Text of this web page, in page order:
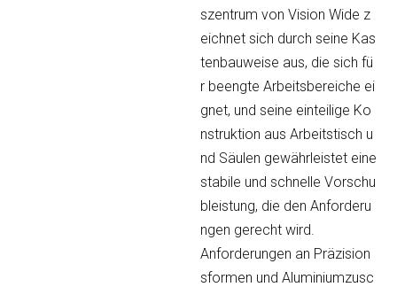
szentrum von Vision Wide z
eichnet sich durch seine Kas
tenbauweise aus, die sich fü
r beengte Arbeitsbereiche ei
gnet, und seine einteilige Ko
nstruktion aus Arbeitstisch u
nd Säulen gewährleistet eine
stabile und schnelle Vorschu
bleistung, die den Anforderu
ngen gerecht wird.
Anforderungen an Präzision
sformen und Aluminiumzusc